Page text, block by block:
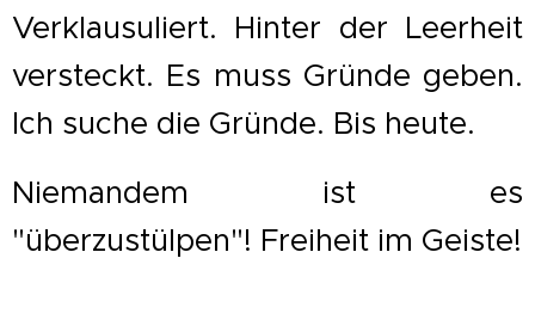
Verklausuliert. Hinter der Leerheit
versteckt. Es muss Gründe geben.
Ich suche die Gründe. Bis heute.
Niemandem ist es
"überzustülpen"! Freiheit im Geiste!